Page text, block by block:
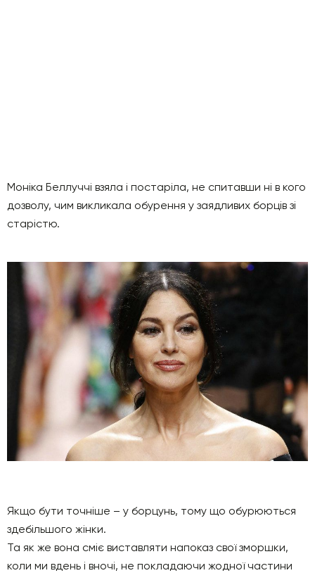
Моніка Беллуччі взяла і постаріла, не спитавши ні в кого
дозволу, чим викликала обурення у заядливих борців зі
старістю.
Якщо бути точніше – у борцунь, тому що обурюються
здебільшого жінки.
Та як же вона сміє виставляти напоказ свої зморшки,
коли ми вдень і вночі, не покладаючи жодної частини